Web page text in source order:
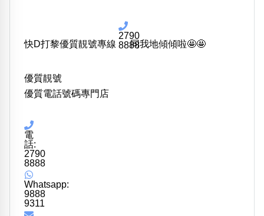
清除全部分類
快D打黎優質靚號專線
2790
8888同我地傾傾啦🤩🤩
優質靚號
優質電話號碼專門店
電
話:
2790
8888
Whatsapp:
9888
9311